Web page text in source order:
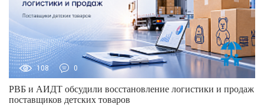
108 0
РВБ и АИДТ обсудили восстановление логистики и продаж
поставщиков детских товаров